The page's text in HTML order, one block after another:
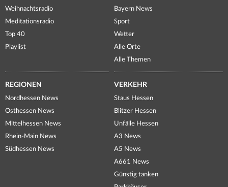
Weihnachtsradio
Meditationsradio
Top 40
Playlist
Bayern News
Sport
Wetter
Alle Orte
Alle Themen
REGIONEN
Nordhessen News
Osthessen News
Mittelhessen News
Rhein-Main News
Südhessen News
VERKEHR
Staus Hessen
Blitzer Hessen
Unfälle Hessen
A3 News
A5 News
A661 News
Günstig tanken